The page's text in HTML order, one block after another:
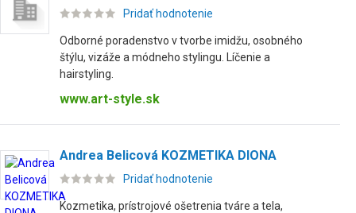
Pridať hodnotenie
Odborné poradenstvo v tvorbe imidžu, osobného
štýlu, vizáže a módneho stylingu. Líčenie a
hairstyling.
www.art-style.sk
Andrea Belicová KOZMETIKA DIONA
Pridať hodnotenie
Kozmetika, prístrojové ošetrenia tváre a tela,